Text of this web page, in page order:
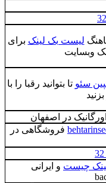
لیست بک لینک برای
وبسایت
سئو تا بتوانید رقبا را با
اورگانیک در اصفهان
فروشگاهی در
چیست و ایرانی